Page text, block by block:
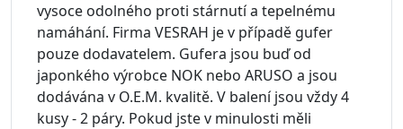
vysoce odolného proti stárnutí a tepelnému
namáhání. Firma VESRAH je v případě gufer
pouze dodavatelem. Gufera jsou buď od
japonkého výrobce NOK nebo ARUSO a jsou
dodávána v O.E.M. kvalitě. V balení jsou vždy 4
kusy - 2 páry. Pokud jste v minulosti měli